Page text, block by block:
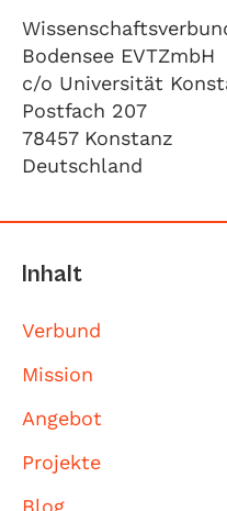
Bodensee EVTZmbH
c/o Universität
Postfach 207
78457 Konstanz
Deutschland
Inhalt
Verbund
Mission
Angebot
Projekte
Blog